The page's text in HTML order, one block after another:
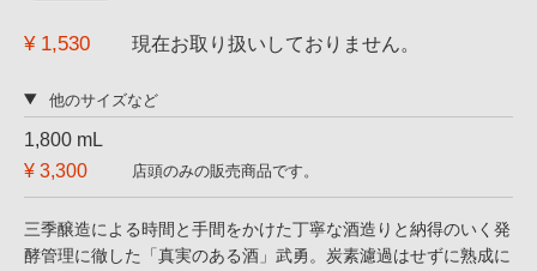
¥ 1,530 現在お取り扱いしておりません。
他のサイズなど
1,800 mL
¥ 3,300
店頭のみの販売商品です。
三季醸造による時間と手間をかけた丁寧な酒造りと納得のいく発
酵管理に徹した「真実のある酒」武勇。炭素濾過はせずに熟成に